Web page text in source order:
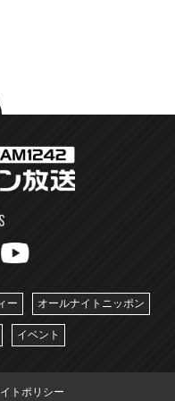
ー オールナイトニッポン
イベント
トポリシー